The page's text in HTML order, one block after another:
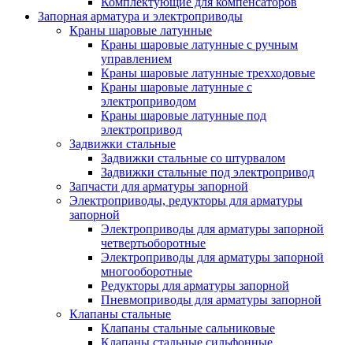
Запорная арматура и электроприводы
Краны шаровые латунные
Краны шаровые латунные с ручным
управлением
Краны шаровые латунные трехходовые
Краны шаровые латунные с
электроприводом
Краны шаровые латунные под
электропривод
Задвижки стальные
Задвижки стальные со штурвалом
Задвижки стальные под электропривод
Запчасти для арматуры запорной
Электроприводы, редукторы для арматуры
запорной
Электроприводы для арматуры запорной
четвертьоборотные
Электроприводы для арматуры запорной
многооборотные
Редукторы для арматуры запорной
Пневмоприводы для арматуры запорной
Клапаны стальные
Клапаны стальные сальниковые
Клапаны стальные сильфонные